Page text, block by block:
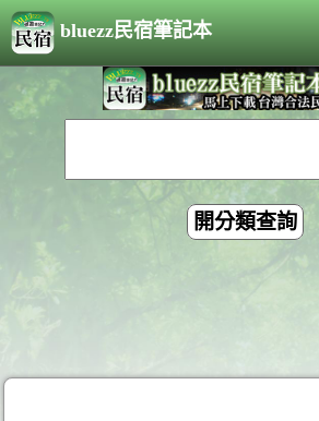
bluezz民宿筆記本
開分類查詢